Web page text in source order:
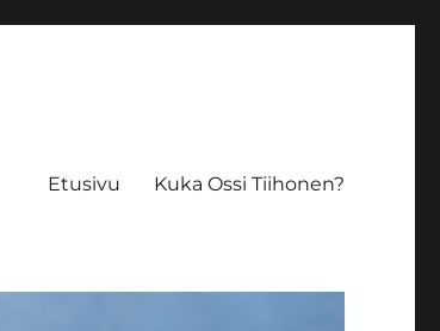
Etusivu Kuka Ossi Tiihonen?